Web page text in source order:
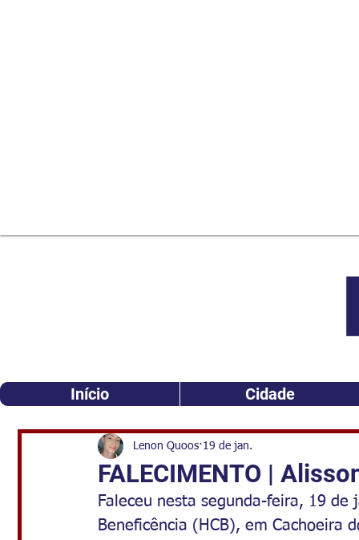
Início Cidade
FALECIMENTO |
Lenon Quoos 19 de jan.
Faleceu nesta segunda-feira, 19
Beneficência (HCB), em Cachoeira